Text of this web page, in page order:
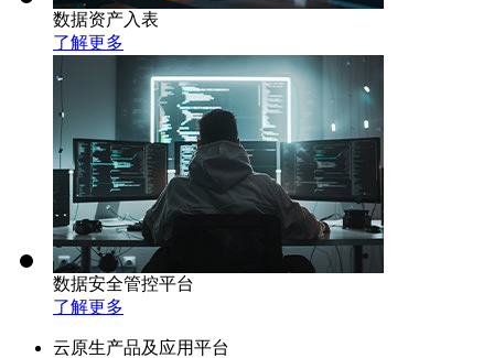
数据资产入表
了解更多
数据安全管控平台
了解更多
云原生产品及应用平台